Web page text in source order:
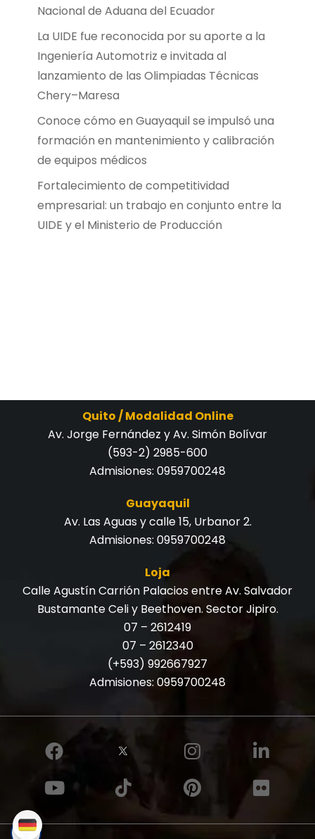
Nacional de Aduana del Ecuador
La UIDE fue reconocida por su aporte a la
Ingeniería Automotriz e invitada al
lanzamiento de las Olimpiadas Técnicas
Chery–Maresa
Conoce cómo en Guayaquil se impulsó una
formación en mantenimiento y calibración
de equipos médicos
Fortalecimiento de competitividad
empresarial: un trabajo en conjunto entre la
UIDE y el Ministerio de Producción
Quito / Modalidad Online
Av. Jorge Fernández y Av. Simón Bolívar
(593-2) 2985-600
Admisiones: 0959700248
Guayaquil
Av. Las Aguas y calle 15, Urbanor 2.
Admisiones: 0959700248
Loja
Calle Agustín Carrión Palacios entre Av. Salvador
Bustamante Celi y Beethoven. Sector Jipiro.
07 – 2612419
07 – 2612340
(+593) 992667927
Admisiones: 0959700248